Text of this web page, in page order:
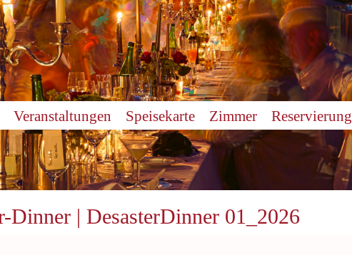
Veranstaltungen Speisekarte Zimmer Reservierung
Dinner | DesasterDinner 01_2026